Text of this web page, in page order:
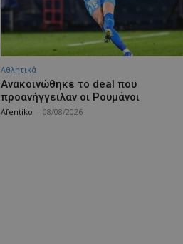
Αθλητικά
Aνακοινώθηκε το deal που
προανήγγειλαν οι Ρουμάνοι
Afentiko 08/08/2026